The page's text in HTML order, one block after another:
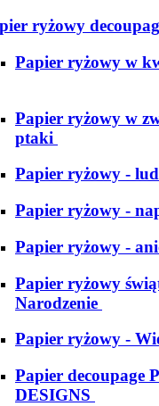
ryżowy
Papier ryżowy w
Papier ryżowy w
ptaki
Papier ryżowy -
Papier ryżowy -
Papier ryżowy -
Papier ryżowy
Narodzenie
Papier ryżowy -
Papier decoupage
DESIGNS